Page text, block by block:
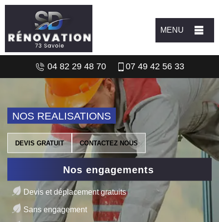
MENU
04 82 29 48 70 07 49 42 56 33
NOS REALISATIONS
DEVIS GRATUIT CONTACTEZ NOUS
Nos engagements
Devis et déplacement gratuits
Sans engagement